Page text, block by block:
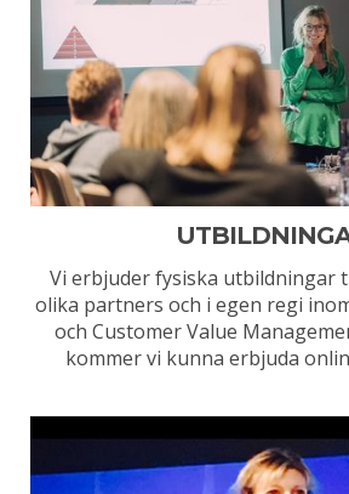
Vi erbjuder fysiska utbildningar
olika partners och i egen regi
och Customer Value
kommer vi kunna erbjuda